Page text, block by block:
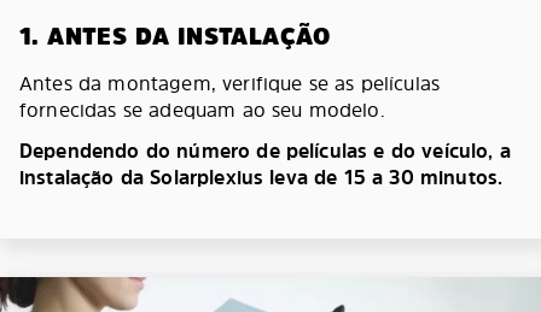
1. ANTES DA INSTALAÇÃO
Antes da montagem, verifique se as películas
fornecidas se adequam ao seu modelo.
Dependendo do número de películas e do veículo, a
instalação da Solarplexius leva de 15 a 30 minutos.